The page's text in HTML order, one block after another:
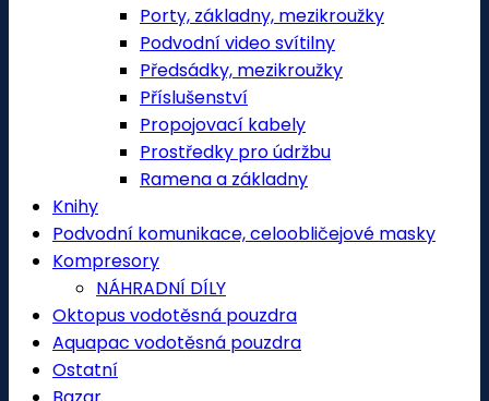
Porty, základny, mezikroužky
Podvodní video svítilny
Předsádky, mezikroužky
Příslušenství
Propojovací kabely
Prostředky pro údržbu
Ramena a základny
Knihy
Podvodní komunikace, celoobličejové masky
Kompresory
NÁHRADNÍ DÍLY
Oktopus vodotěsná pouzdra
Aquapac vodotěsná pouzdra
Ostatní